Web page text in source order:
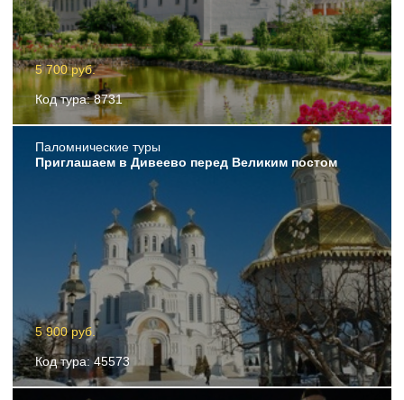
5 700 руб.
Код тура: 8731
Пaломнические туры
Приглашаем в Дивеево перед Великим постом
5 900 руб.
Код тура: 45573